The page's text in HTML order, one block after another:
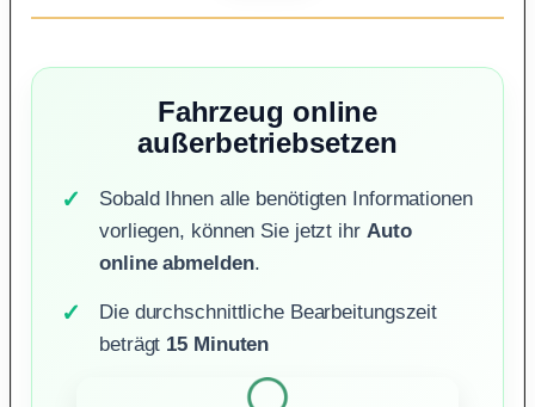
Fahrzeug online
außerbetriebsetzen
Sobald Ihnen alle benötigten Informationen
vorliegen, können Sie jetzt ihr Auto
online abmelden.
Die durchschnittliche Bearbeitungszeit
beträgt 15 Minuten